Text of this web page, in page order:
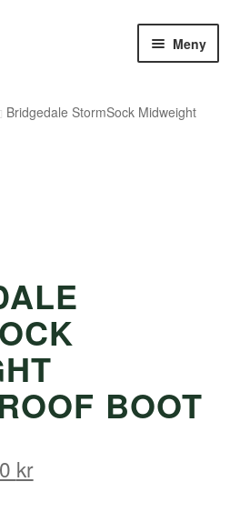
Meny
Bridgedale StormSock Midweight
BOOT
krDet